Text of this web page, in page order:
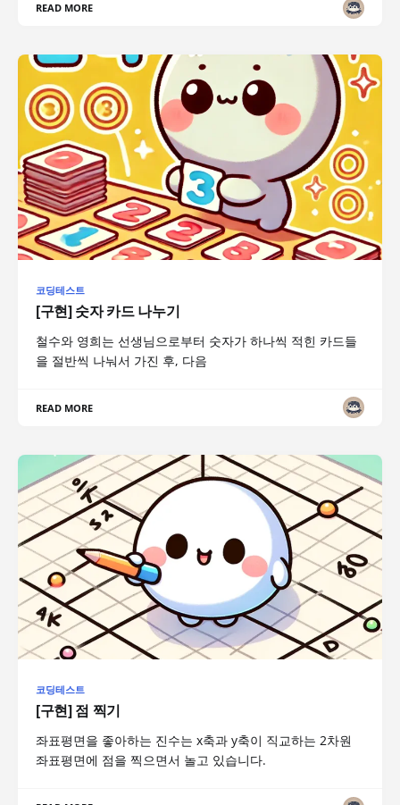
READ MORE
코딩테스트
[구현] 숫자 카드 나누기
철수와 영희는 선생님으로부터 숫자가 하나씩 적힌 카드들
을 절반씩 나눠서 가진 후, 다음
READ MORE
코딩테스트
[구현] 점 찍기
좌표평면을 좋아하는 진수는 x축과 y축이 직교하는 2차원
좌표평면에 점을 찍으면서 놀고 있습니다.